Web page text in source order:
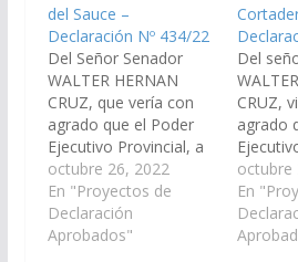
del Sauce –
Declaración Nº 434/22
Del Señor Senador
WALTER HERNAN
CRUZ, que vería con
agrado que el Poder
Ejecutivo Provincial, a
través del Ministerio de
Salud Pública, de
Infraestructura y
demás Organismos
octubre 26, 2022
En "Proyectos de
Declaración
Aprobados"
Del
CRUZ,
agrado
través
Salud
demás
octubre
En